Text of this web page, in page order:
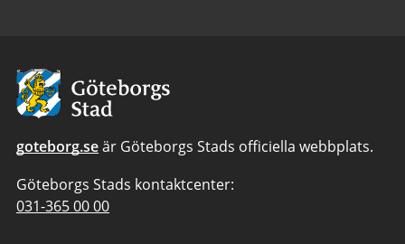
Avsändare:
Göteborgs
Stad
goteborg.seär Göteborgs Stads officiella webbplats.
Göteborgs Stads kontaktcenter:
Telefonnummer
031-365 00 00